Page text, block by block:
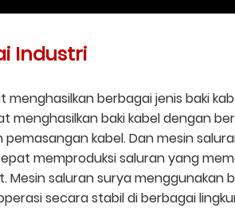
Industri
berbagai jenis baki
menghasilkan baki kabel dengan
kabel. Dan mesin
memproduksi saluran yang
saluran surya menggunakan
secara stabil di berbagai